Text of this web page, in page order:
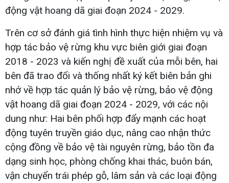
động vật hoang dã giai đoạn 2024 - 2029.
Trên cơ sở đánh giá tình hình thực hiện nhiệm vụ và
hợp tác bảo vệ rừng khu vực biên giới giai đoạn
2018 - 2023 và kiến nghị đề xuất của mỗi bên, hai
bên đã trao đổi và thống nhất ký kết biên bản ghi
nhớ về hợp tác quản lý bảo vệ rừng, bảo vệ động
vật hoang dã giai đoạn 2024 - 2029, với các nội
dung như: Hai bên phối hợp đẩy mạnh các hoạt
động tuyên truyền giáo dục, nâng cao nhận thức
cộng đồng về bảo vệ tài nguyên rừng, bảo tồn đa
dạng sinh học, phòng chống khai thác, buôn bán,
vận chuyển trái phép gỗ, lâm sản và các loại động